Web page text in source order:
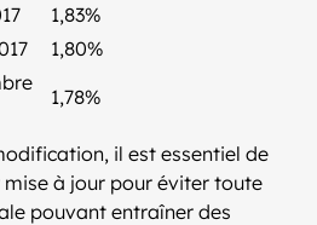
1,83%
1,80%
1,78%
il est essentiel de
à jour pour éviter toute
pouvant entraîner des